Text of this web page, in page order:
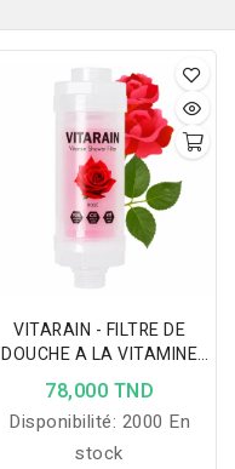
VITARAIN - FILTRE DE
DOUCHE A LA VITAMINE
ROSE
78,000 TND
Disponibilité: 2000 En
stock